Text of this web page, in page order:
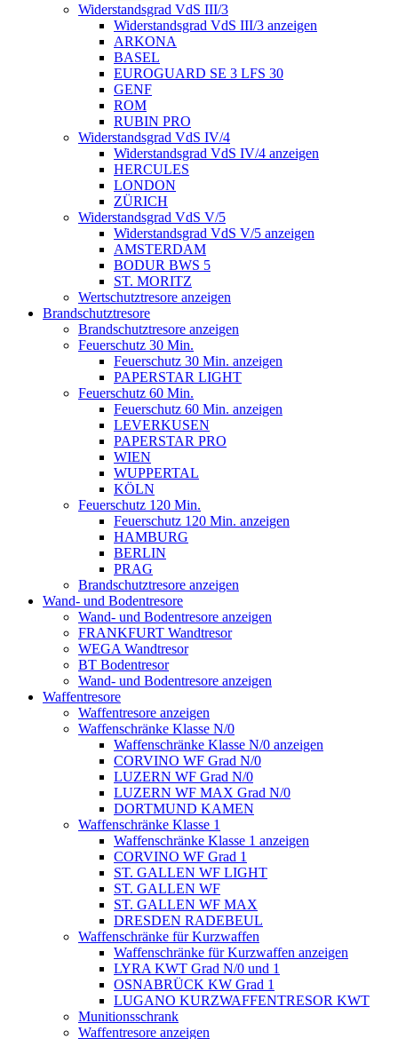
Widerstandsgrad VdS III/3
Widerstandsgrad VdS III/3 anzeigen
ARKONA
BASEL
EUROGUARD SE 3 LFS 30
GENF
ROM
RUBIN PRO
Widerstandsgrad VdS IV/4
Widerstandsgrad VdS IV/4 anzeigen
HERCULES
LONDON
ZÜRICH
Widerstandsgrad VdS V/5
Widerstandsgrad VdS V/5 anzeigen
AMSTERDAM
BODUR BWS 5
ST. MORITZ
Wertschutztresore anzeigen
Brandschutztresore
Brandschutztresore anzeigen
Feuerschutz 30 Min.
Feuerschutz 30 Min. anzeigen
PAPERSTAR LIGHT
Feuerschutz 60 Min.
Feuerschutz 60 Min. anzeigen
LEVERKUSEN
PAPERSTAR PRO
WIEN
WUPPERTAL
KÖLN
Feuerschutz 120 Min.
Feuerschutz 120 Min. anzeigen
HAMBURG
BERLIN
PRAG
Brandschutztresore anzeigen
Wand- und Bodentresore
Wand- und Bodentresore anzeigen
FRANKFURT Wandtresor
WEGA Wandtresor
BT Bodentresor
Wand- und Bodentresore anzeigen
Waffentresore
Waffentresore anzeigen
Waffenschränke Klasse N/0
Waffenschränke Klasse N/0 anzeigen
CORVINO WF Grad N/0
LUZERN WF Grad N/0
LUZERN WF MAX Grad N/0
DORTMUND KAMEN
Waffenschränke Klasse 1
Waffenschränke Klasse 1 anzeigen
CORVINO WF Grad 1
ST. GALLEN WF LIGHT
ST. GALLEN WF
ST. GALLEN WF MAX
DRESDEN RADEBEUL
Waffenschränke für Kurzwaffen
Waffenschränke für Kurzwaffen anzeigen
LYRA KWT Grad N/0 und 1
OSNABRÜCK KW Grad 1
LUGANO KURZWAFFENTRESOR KWT
Munitionsschrank
Waffentresore anzeigen